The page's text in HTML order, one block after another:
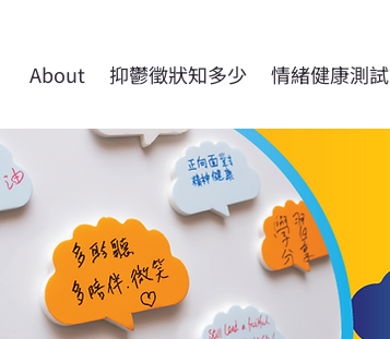
About 抑鬱徵狀知多少 情緒健康測試